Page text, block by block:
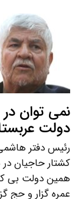
نمی توان
دولت
رئیس دفتر
کشتار حاجیان
همین دولت بی
عمره گزار و حج